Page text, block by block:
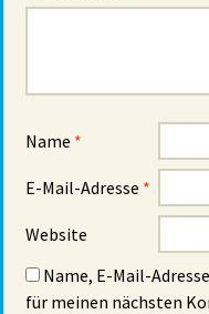
Name *
E-Mail-Adresse *
Website
Name, E-Mail-
für meinen nächsten